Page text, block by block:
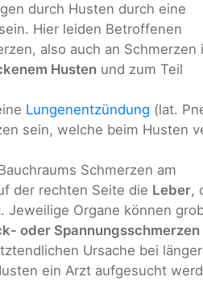
durch Husten durch eine
Hier leiden Betroffenen
also auch an Schmerzen
Husten und zum Teil
Lungenentzündung (lat.
sein, welche beim Husten
Schmerzen am
der rechten Seite die Leber,
. Jeweilige Organe können
oder Spannungsschmerzen
Ursache bei länger
ein Arzt aufgesucht